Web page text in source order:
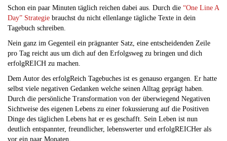
Schon ein paar Minuten täglich reichen dabei aus. Durch die “One Line A
Day” Strategie brauchst du nicht ellenlange tägliche Texte in dein
Tagebuch schreiben.
Nein ganz im Gegenteil ein prägnanter Satz, eine entscheidenden Zeile
pro Tag reicht aus um dich auf den Erfolgsweg zu bringen und dich
erfolgREICH zu machen.
Dem Autor des erfolgReich Tagebuches ist es genauso ergangen. Er hatte
selbst viele negativen Gedanken welche seinen Alltag geprägt haben.
Durch die persönliche Transformation von der überwiegend Negativen
Sichtweise des eigenen Lebens zu einer fokussierung auf die Positiven
Dinge des täglichen Lebens hat er es geschafft. Sein Leben ist nun
deutlich entspannter, freundlicher, lebenswerter und erfolgREICHer als
vor ein paar Monaten.